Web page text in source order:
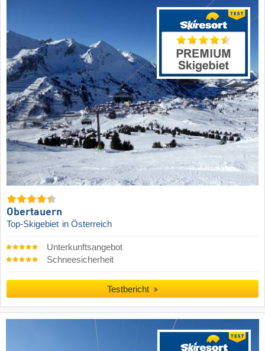
Obertauern
Top-Skigebiet in Österreich
Unterkunftsangebot
Schneesicherheit
Testbericht